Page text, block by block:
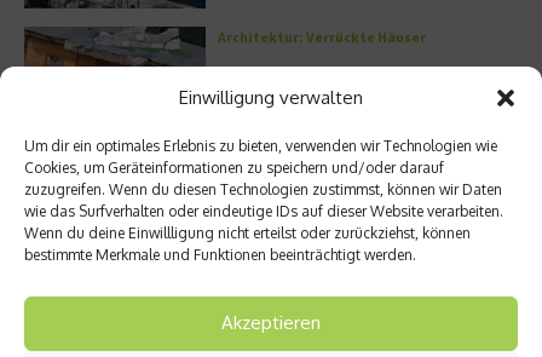
Einwilligung verwalten
Um dir ein optimales Erlebnis zu bieten, verwenden wir Technologien wie
Cookies, um Geräteinformationen zu speichern und/oder darauf
zuzugreifen. Wenn du diesen Technologien zustimmst, können wir Daten
wie das Surfverhalten oder eindeutige IDs auf dieser Website verarbeiten.
Wenn du deine Einwillligung nicht erteilst oder zurückziehst, können
bestimmte Merkmale und Funktionen beeinträchtigt werden.
Akzeptieren
Architektur: Verrückte Häuser
Kann man Hunde vegan ernähren?
Griechische Kochkunst in Athen: Das Makris
Athens by Domes